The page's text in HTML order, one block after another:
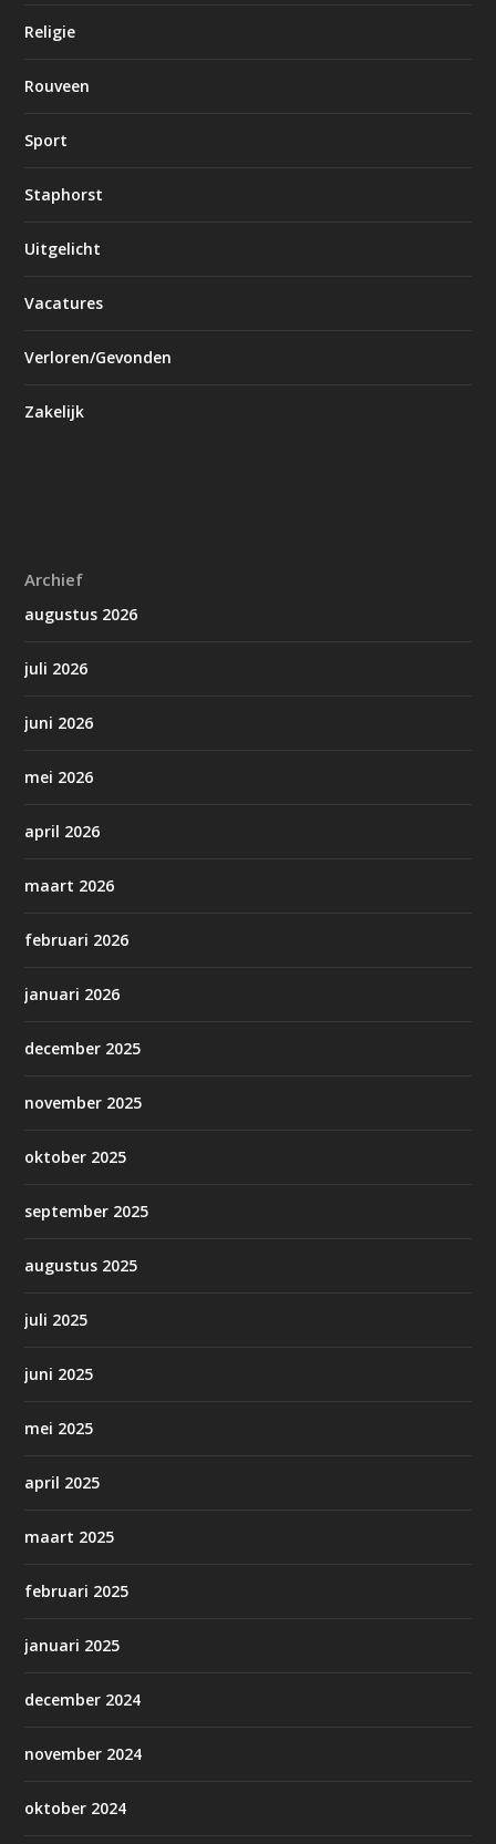
Religie
Rouveen
Sport
Staphorst
Uitgelicht
Vacatures
Verloren/Gevonden
Zakelijk
Archief
augustus 2026
juli 2026
juni 2026
mei 2026
april 2026
maart 2026
februari 2026
januari 2026
december 2025
november 2025
oktober 2025
september 2025
augustus 2025
juli 2025
juni 2025
mei 2025
april 2025
maart 2025
februari 2025
januari 2025
december 2024
november 2024
oktober 2024